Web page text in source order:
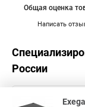
Написать
Общая оценка
России